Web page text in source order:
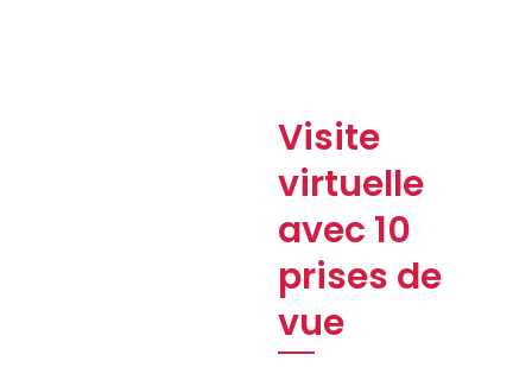
Visite
virtuelle
avec 10
prises de
vue